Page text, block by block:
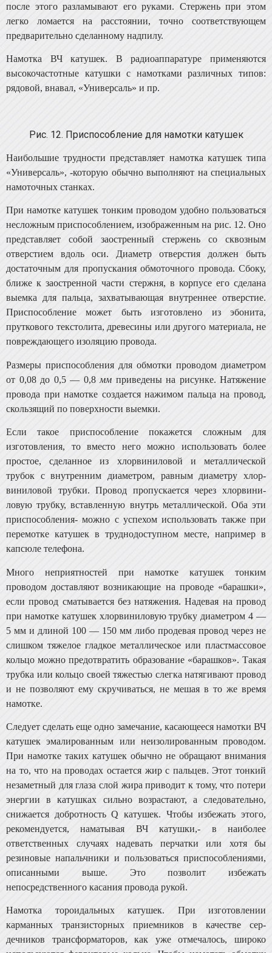
после этого разламывают его ру­ками. Стержень при этом
легко ломается на расстоянии, точно соответствующем
предварительно сделанному над­пилу.
Намотка ВЧ катушек. В радиоаппаратуре применя­ются
высокочастотные катушки с намотками различных типов:
рядовой, внавал, «Универсаль» и пр.
Рис. 12. Приспособление для намотки катушек
Наибольшие трудности представляет намотка кату­шек типа
«Универсаль», -которую обычно выполняют на специальных
намоточных станках.
При намотке катушек тонким проводом удобно поль­зоваться
несложным приспособлением, изображенным на рис. 12. Оно
представляет собой заостренный стержень со сквозным
отверстием вдоль оси. Диаметр отверстия должен быть
достаточным для пропускания обмоточного провода. Сбоку,
ближе к заостренной части стержня, в корпусе его сделана
выемка для пальца, захватывающая внутреннее отверстие.
Приспособление может быть изго­товлено из эбонита,
пруткового текстолита, древесины или другого материала, не
повреждающего изоляцию провода.
Размеры приспособления для обмотки проводом диаметром
от 0,08 до 0,5 — 0,8 мм приведены на рисунке. На­тяжение
провода при намотке создается нажимом пальца на провод,
скользящий по поверхности выемки.
Если такое приспособление покажется сложным для
изготовления, то вместо него можно использовать более
простое, сделанное из хлорвиниловой и металлической
трубок с внутренним диаметром, равным диаметру хлор­
виниловой трубки. Провод пропускается через хлорвини­
ловую трубку, вставленную внутрь металлической. Оба эти
приспособления- можно с успехом использовать так­же при
перемотке катушек в труднодоступном месте, на­пример в
капсюле телефона.
Много неприятностей при намотке катушек тонким
проводом доставляют возникающие на проводе «бараш­ки»,
если провод сматывается без натяжения. Надевая на провод
при намотке катушек хлорвиниловую трубку диаметром 4 —
5 мм и длиной 100 — 150 мм либо продевая провод через не
слишком тяжелое гладкое металлическое или пластмассовое
кольцо можно предотвратить образо­вание «барашков». Такая
трубка или кольцо своей тя­жестью слегка натягивают провод
и не позволяют ему скручиваться, не мешая в то же время
намотке.
Следует сделать еще одно замечание, касающееся на­мотки ВЧ
катушек эмалированным или неизолирован­ным проводом.
При намотке таких катушек обычно не обращают внимания
на то, что на проводах остается жир с пальцев. Этот тонкий
незаметный для глаза слой жира приводит к тому, что потери
энергии в катушках сильно возрастают, а следовательно,
снижается добротность Q катушек. Чтобы избежать этого,
рекомендуется, наматы­вая ВЧ катушки,- в наиболее
ответственных случаях на­девать перчатки или хотя бы
резиновые напальчники и пользоваться приспособлениями,
описанными выше. Это позволит избежать
непосредственного касания провода рукой.
Намотка тороидальных катушек. При изготовлении
карманных транзисторных приемников в качестве сер­
дечников трансформаторов, как уже отмечалось, широко